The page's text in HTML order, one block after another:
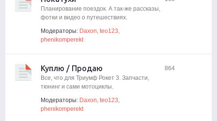
Планирование поездок. А так-же рассказы,
фотки и видео о путешествиях.
Модераторы: Daxon,teo123,
phenikomperekt
Куплю / Продаю
Все, что для Триумф Рокет 3. Запчасти,
тюнинг и сами мотоциклы.
Модераторы: Daxon,teo123,
phenikomperekt
864